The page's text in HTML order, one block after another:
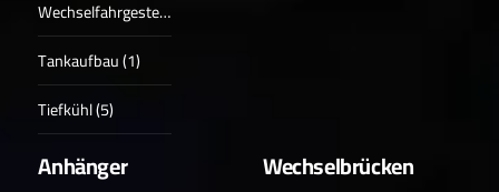
Wechselfahrgestell (4)
Tankaufbau (1)
Tiefkühl (5)
Anhänger Wechselbrücken